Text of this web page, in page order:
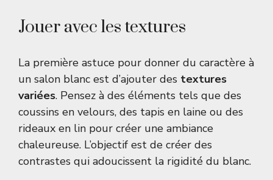
Jouer avec les textures
La première astuce pour donner du caractère à
un salon blanc est d’ajouter des textures
variées. Pensez à des éléments tels que des
coussins en velours, des tapis en laine ou des
rideaux en lin pour créer une ambiance
chaleureuse. L’objectif est de créer des
contrastes qui adoucissent la rigidité du blanc.